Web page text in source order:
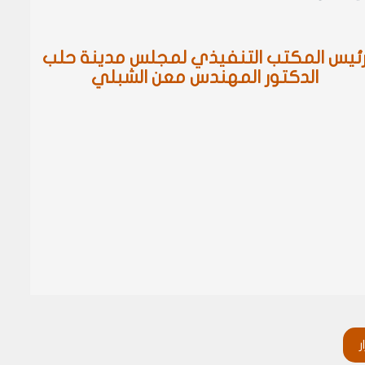
المكتب التنفيذي لمجلس مدينة حلب
الدكتور المهندس معن الشبلي